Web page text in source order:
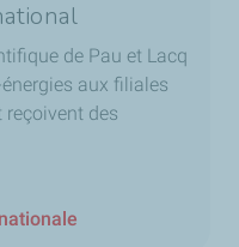
de Pau et Lacq
aux filiales
reçoivent des